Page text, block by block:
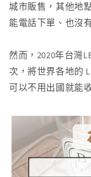
城市販售，其他地
能電話下單、也沒
然而，2020年台灣
次，將世界各地的
可以不用出國就能